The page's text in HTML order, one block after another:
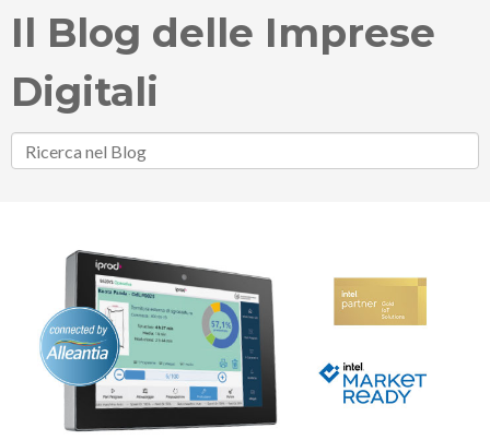
Il Blog delle Imprese
Digitali